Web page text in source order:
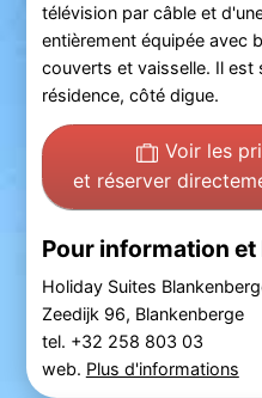
télévision par câble et
entièrement équipée avec
couverts et vaisselle. Il est
résidence, côté digue.
Voir les
et réserver
Pour information
Holiday Suites
Zeedijk 96, Blankenberge
tel. +32 258 803 03
web. Plus d'informations